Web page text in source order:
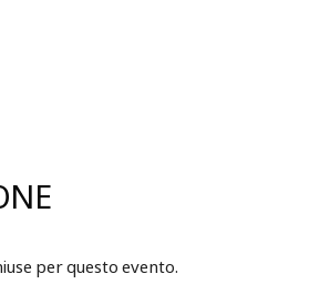
per questo evento.